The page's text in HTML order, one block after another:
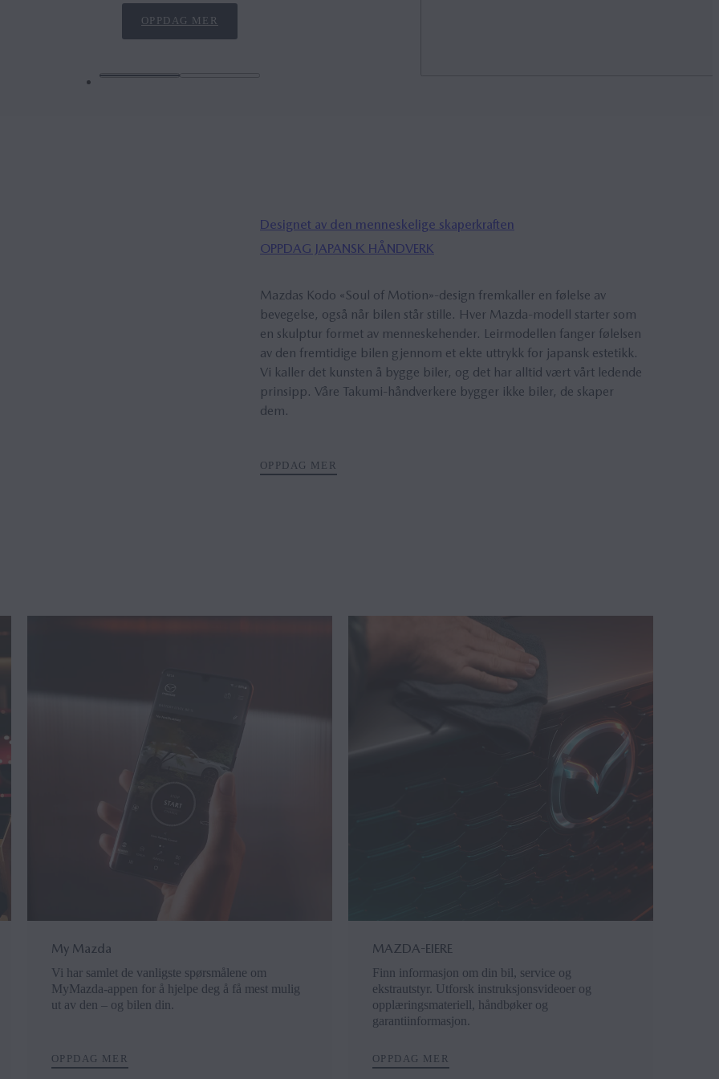
OPPDAG MER
Designet av den menneskelige skaperkraften
OPPDAG JAPANSK HÅNDVERK
Mazdas Kodo «Soul of Motion»-design fremkaller en følelse av
bevegelse, også når bilen står stille. Hver Mazda-modell starter som
en skulptur formet av menneskehender. Leirmodellen fanger følelsen
av den fremtidige bilen gjennom et ekte uttrykk for japansk estetikk.
Vi kaller det kunsten å bygge biler, og det har alltid vært vårt ledende
prinsipp. Våre Takumi-håndverkere bygger ikke biler, de skaper
dem.
OPPDAG MER
My Mazda
Vi har samlet de vanligste spørsmålene om
MyMazda-appen for å hjelpe deg å få mest mulig
ut av den – og bilen din.
OPPDAG MER
MAZDA-EIERE
Finn informasjon om din bil, service og
ekstrautstyr. Utforsk instruksjonsvideoer og
opplæringsmateriell, håndbøker og
garantiinformasjon.
OPPDAG MER